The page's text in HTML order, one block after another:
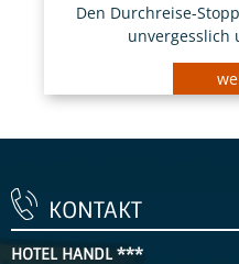
Den Durchreise-
unvergesslich
KONTAKT
HOTEL HANDL ***